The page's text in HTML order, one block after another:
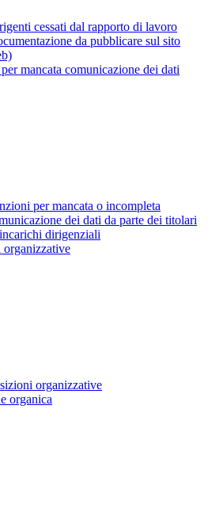
cessati dal rapporto di lavoro
da pubblicare sul sito
mancata comunicazione dei dati
per mancata o incompleta
dei dati da parte dei titolari
dirigenziali
organizzative
organizzative
organica